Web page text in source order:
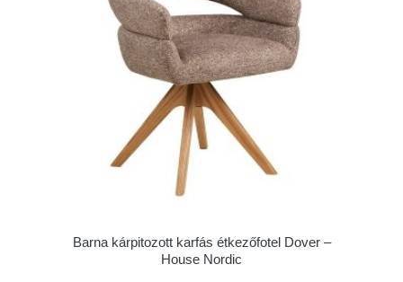
Barna kárpitozott karfás étkezőfotel Dover –
House Nordic